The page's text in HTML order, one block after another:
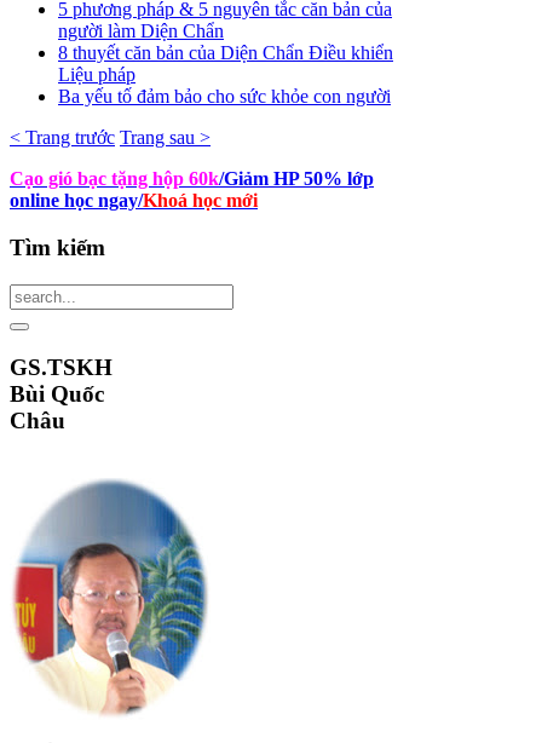
5 phương pháp & 5 nguyên tắc căn bản của
người làm Diện Chẩn
8 thuyết căn bản của Diện Chẩn Điều khiển
Liệu pháp
Ba yếu tố đảm bảo cho sức khỏe con người
< Trang trước Trang sau >
Cạo gió bạc tặng hộp 60k/Giảm HP 50% lớp
online học ngay/Khoá học mới
Tìm kiếm
GS.TSKH
Bùi Quốc
Châu